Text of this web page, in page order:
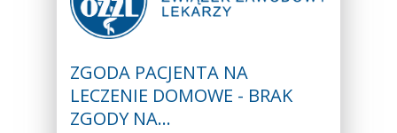
ZGODA PACJENTA NA
LECZENIE DOMOWE - BRAK
ZGODY NA…